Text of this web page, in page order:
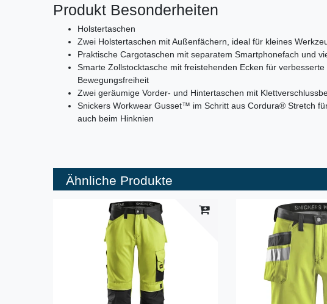
Produkt Besonderheiten
Holstertaschen
Zwei Holstertaschen mit Außenfächern, ideal für kleines
Praktische Cargotaschen mit separatem Smartphonefach und
Smarte Zollstocktasche mit freistehenden Ecken für
Bewegungsfreiheit
Zwei geräumige Vorder- und Hintertaschen mit
Snickers Workwear Gusset™ im Schritt aus Cordura® Stretch
auch beim Hinknien
Ähnliche Produkte